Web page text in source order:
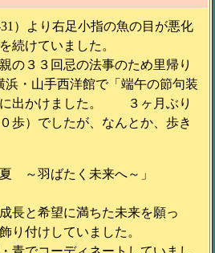
）より右足小指の魚の目が悪化
続けていました。
の３３回忌の法事のため里帰り
浜・山手西洋館で「端午の節句装
に出かけました。 ３ヶ月ぶり
歩）でしたが、なんとか、歩き
～羽ばたく未来へ～」
長と希望に満ちた未来を願っ
り付けしていました。